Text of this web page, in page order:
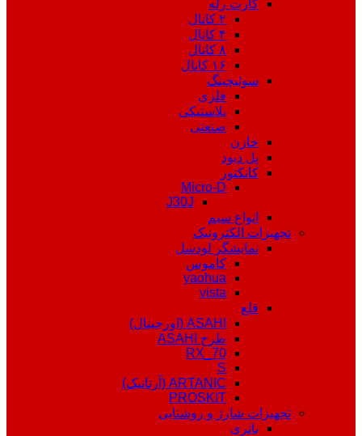
کارت رله
۲ کانال
۴ کانال
۸ کانال
۱۶ کانال
سوئیچینگ
فلزی
پلاستیکی
صنعتی
خازن
پل دیود
کانکتور
Micro-D
J30J
انواع سیم
تجهیزات الکترونیک
نمایشگر لودسل
کاموس
yaohua
vista
قلع
ASAHI (اورجینال)
طرح ASAHI
RX_70
S
ARTANIC (آرتانیک)
PROSKIT
تجهیزات شارژ و روشنایی
باتری